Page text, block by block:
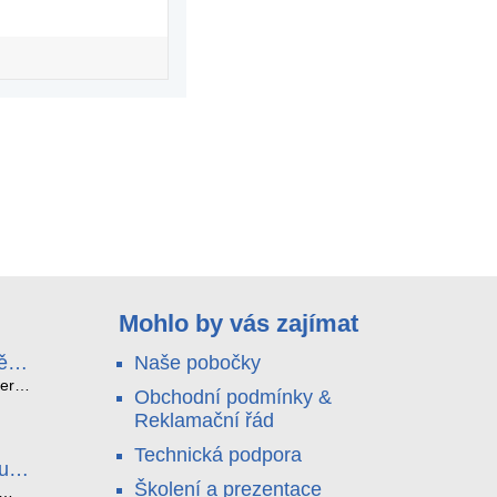
a
a
Mohlo by vás zajímat
Naše pobočky
Obchodní podmínky &
Reklamační řád
Technická podpora
Školení a prezentace